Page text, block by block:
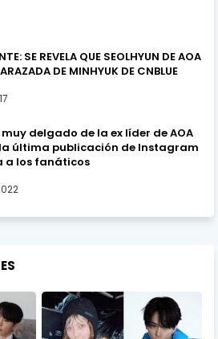
SE REVELA QUE SEOLHYUN DE AOA
DE MINHYUK DE CNBLUE
muy delgado de la ex líder de AOA
última publicación de Instagram
a los fanáticos